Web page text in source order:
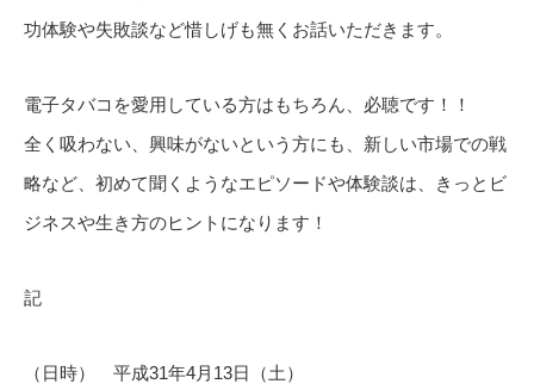
功体験や失敗談など惜しげも無くお話いただきます。
電子タバコを愛用している方はもちろん、必聴です！！
全く吸わない、興味がないという方にも、新しい市場での戦
略など、初めて聞くようなエピソードや体験談は、きっとビ
ジネスや生き方のヒントになります！
記
（日時） 平成31年4月13日（土）